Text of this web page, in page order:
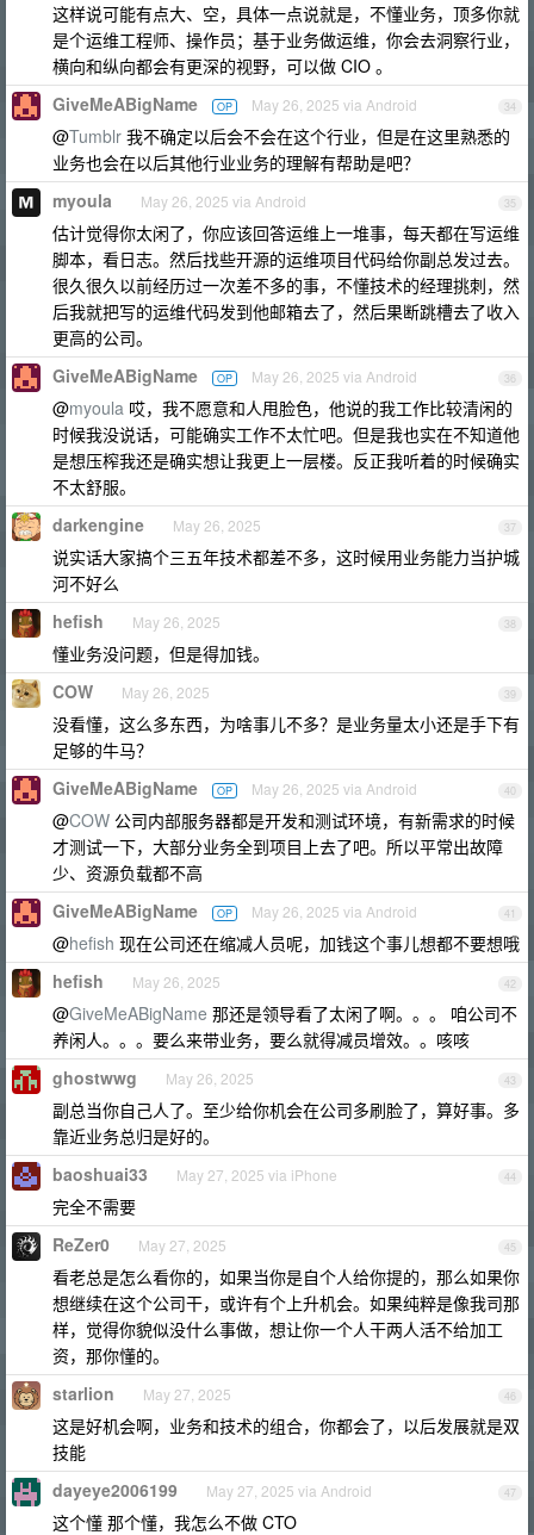
这样说可能有点大、空，具体一点说就是，不懂业务，顶多你就
是个运维工程师、操作员；基于业务做运维，你会去洞察行业，
横向和纵向都会有更深的视野，可以做 CIO 。
34
GiveMeABigName OP May 26, 2025 via Android
@Tumblr 我不确定以后会不会在这个行业，但是在这里熟悉的
业务也会在以后其他行业业务的理解有帮助是吧？
35
myoula May 26, 2025 via Android
估计觉得你太闲了，你应该回答运维上一堆事，每天都在写运维
脚本，看日志。然后找些开源的运维项目代码给你副总发过去。
很久很久以前经历过一次差不多的事，不懂技术的经理挑刺，然
后我就把写的运维代码发到他邮箱去了，然后果断跳槽去了收入
更高的公司。
36
GiveMeABigName OP May 26, 2025 via Android
@myoula 哎，我不愿意和人甩脸色，他说的我工作比较清闲的
时候我没说话，可能确实工作不太忙吧。但是我也实在不知道他
是想压榨我还是确实想让我更上一层楼。反正我听着的时候确实
不太舒服。
37
darkengine May 26, 2025
说实话大家搞个三五年技术都差不多，这时候用业务能力当护城
河不好么
38
hefish May 26, 2025
懂业务没问题，但是得加钱。
39
COW May 26, 2025
没看懂，这么多东西，为啥事儿不多？是业务量太小还是手下有
足够的牛马？
40
GiveMeABigName OP May 26, 2025 via Android
@COW 公司内部服务器都是开发和测试环境，有新需求的时候
才测试一下，大部分业务全到项目上去了吧。所以平常出故障
少、资源负载都不高
41
GiveMeABigName OP May 26, 2025 via Android
@hefish 现在公司还在缩减人员呢，加钱这个事儿想都不要想哦
42
hefish May 26, 2025
@GiveMeABigName 那还是领导看了太闲了啊。。。 咱公司不
养闲人。。。要么来带业务，要么就得减员增效。。咳咳
43
ghostwwg May 26, 2025
副总当你自己人了。至少给你机会在公司多刷脸了，算好事。多
靠近业务总归是好的。
44
baoshuai33 May 27, 2025 via iPhone
完全不需要
45
ReZer0 May 27, 2025
看老总是怎么看你的，如果当你是自个人给你提的，那么如果你
想继续在这个公司干，或许有个上升机会。如果纯粹是像我司那
样，觉得你貌似没什么事做，想让你一个人干两人活不给加工
资，那你懂的。
46
starlion May 27, 2025
这是好机会啊，业务和技术的组合，你都会了，以后发展就是双
技能
47
dayeye2006199 May 27, 2025 via Android
这个懂 那个懂，我怎么不做 CTO